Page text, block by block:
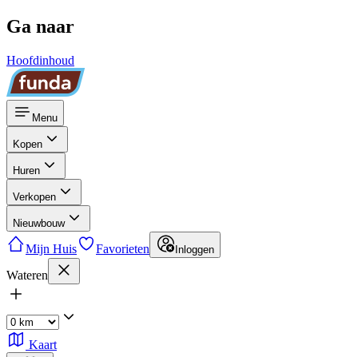
Ga naar
Hoofdinhoud
Menu
Kopen
Huren
Verkopen
Nieuwbouw
Mijn Huis Favorieten Inloggen
Wateren
Kaart